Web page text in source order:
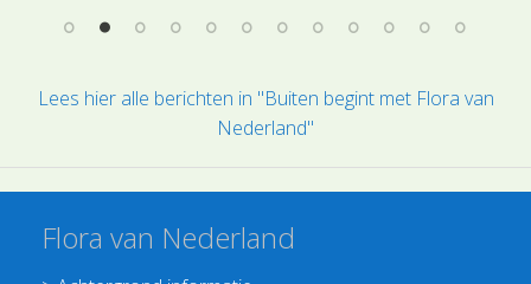
bij de hoofdgroep Orchideeën.
Lees hier alle berichten in "Buiten begint met Flora van
Nederland"
Flora van Nederland